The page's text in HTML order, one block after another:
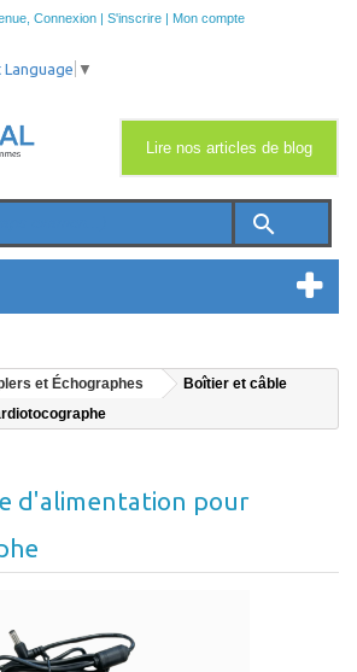
Connexion | S'inscrire | Mon compte
search
Lire nos articles de blog
Language ▼
et Échographes
Boîtier et câble
d'alimentation pour